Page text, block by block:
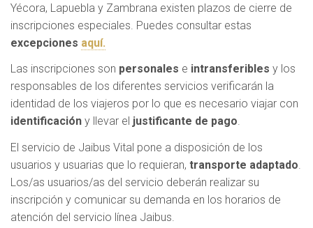
Yécora, Lapuebla y Zambrana existen plazos de cierre de
inscripciones especiales. Puedes consultar estas
excepciones aquí.
Las inscripciones son personales e intransferibles y los
responsables de los diferentes servicios verificarán la
identidad de los viajeros por lo que es necesario viajar con
identificación y llevar el justificante de pago.
El servicio de Jaibus Vital pone a disposición de los
usuarios y usuarias que lo requieran, transporte adaptado
Los/as usuarios/as del servicio deberán realizar su
inscripción y comunicar su demanda en los horarios de
atención del servicio línea Jaibus.